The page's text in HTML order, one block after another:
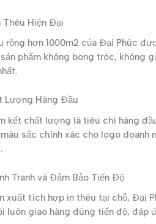
Thêu Hiện Đại
rộng hơn 1000m2 của Đại Phúc
phẩm không bong tróc, không
Lượng Hàng Đầu
kết chất lượng là tiêu chí hàng
sắc chính xác cho logo doanh
Tranh và Đảm Bảo Tiến Độ
xuất tích hợp in thêu tại chỗ, Đại
luôn giao hàng đúng tiến độ, đáp